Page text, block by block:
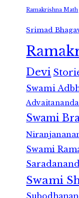
Ramakrishna Math
Srimad
Devi
Swami
Advaitananda
Swami
Swami
Swami